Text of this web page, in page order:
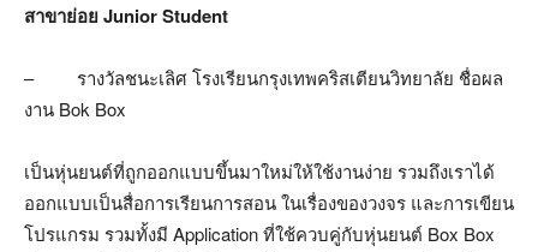
สาขาย่อยJunior Student
– รางวัลชนะเลิศ โรงเรียนกรุงเทพคริสเตียนวิทยาลัย ชื่อผล
งาน Bok Box
เป็นหุ่นยนต์ที่ถูกออกแบบขึ้นมาใหม่ให้ใช้งานง่าย รวมถึงเราได้
ออกแบบเป็นสื่อการเรียนการสอน ในเรื่องของวงจร และการเขียน
โปรแกรม รวมทั้งมี Application ที่ใช้ควบคู่กับหุ่นยนต์ Box Box